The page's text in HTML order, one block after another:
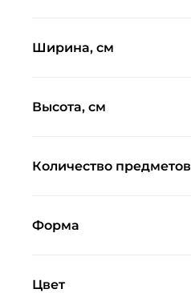
Ширина, см
Высота, см
Количество предметов
Форма
Цвет